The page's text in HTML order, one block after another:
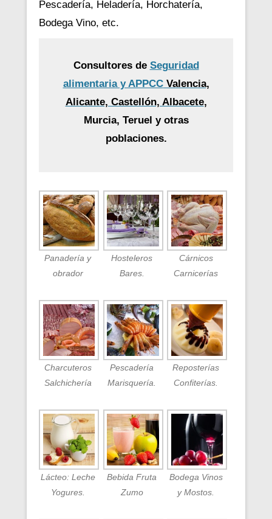
Pescadería, Heladería, Horchatería,
Bodega Vino, etc.
Consultores de Seguridad
alimentaria y APPCCValencia,
Alicante, Castellón, Albacete,
Murcia, Teruel y otras
poblaciones.
Panadería y
obrador
Hosteleros
Bares.
Cárnicos
Carnicerías
Charcuteros
Salchichería
Pescadería
Marisquería.
Reposterías
Confiterías.
Lácteo: Leche
Yogures.
Bebida Fruta
Zumo
Bodega Vinos
y Mostos.